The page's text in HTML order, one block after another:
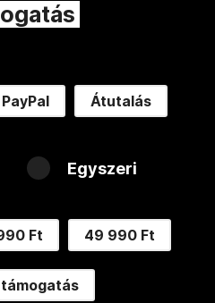
PayPal Átutalás
Egyszeri
Ft 49 990 Ft
támogatás